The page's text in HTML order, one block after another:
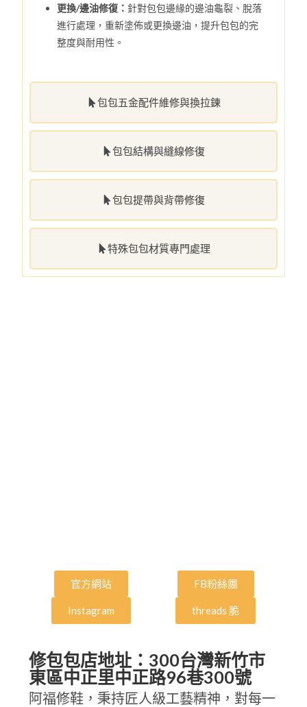
包包五金配件維修與換拉鍊
包包結構與縫線修復
包包提帶與背帶修復
特殊包包材質專門處理
更換/邊油修復： 針對包包邊緣的邊油龜裂、脫落
進行處理，重新塗佈或更換邊油，提升包包的完
整度與耐用性。
官方網站 FB粉絲團
Instagram threads 脆
修包包店地址：300台灣新竹市
東區中正里中正路96巷300號
阿福修鞋，秉持匠人級工藝精神，對每一